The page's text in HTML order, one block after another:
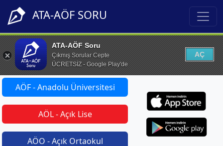
ATA-AÖF SORU
ATA-AÖF Soru
Çıkmış Sorular Cepte
ÜCRETSİZ - Google Play'de
AÇ
AÖF - Anadolu Üniversitesi
AÖL - Açık Lise
AÖO - Açık Ortaokul